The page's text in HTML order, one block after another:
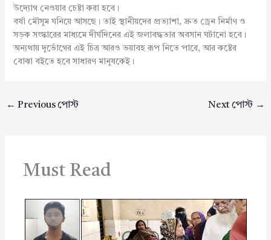
উদ্যোগ নেওয়ার চেষ্টা করা হবে।
বর্ষা মৌসুম ঘনিয়ে আসছে। তাই স্থানীয়দের প্রত্যাশা, দ্রুত ড্রেন নির্মাণ ও
সড়ক সংস্কারের মাধ্যমে দীর্ঘদিনের এই জলাবদ্ধতার অবসান ঘটানো হবে।
অন্যথায় দুর্ভোগের এই চিত্র আরও ভয়াবহ রূপ নিতে পারে, আর কষ্টের
বোঝা বইতে হবে সাধারণ মানুষকেই।
← Previous পোস্ট Next পোস্ট →
Must Read